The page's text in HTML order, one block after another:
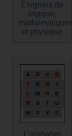
Enigmes de
logique,
mathématiques
et physique
L'alphabet